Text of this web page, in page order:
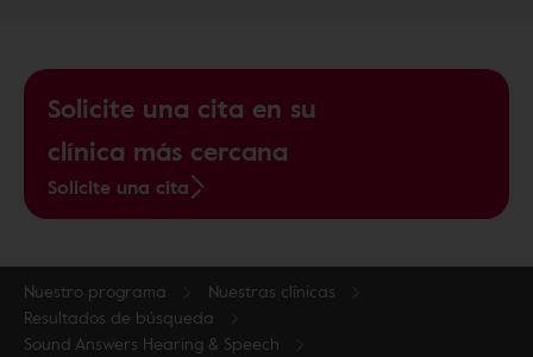
Solicite una cita en su
clínica más cercana
Solicite una cita
Nuestro programa
Nuestras clínicas
Resultados de búsqueda
Sound Answers Hearing & Speech